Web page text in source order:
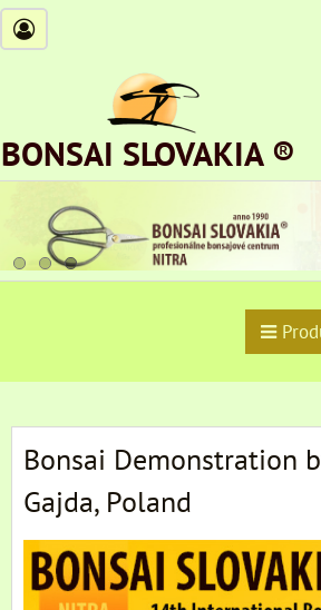
BONSAI SLOVAKIA ®
Bonsai Demonstration
Gajda, Poland